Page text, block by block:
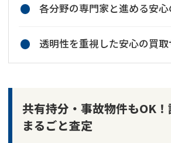
各分野の専門家と進める安心
透明性を重視した安心の買
共有持分・事故物件もOK
まるごと査定